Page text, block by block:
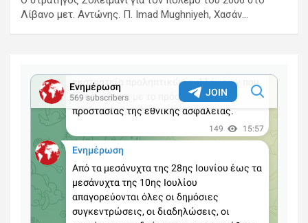
Λίβανο μετ. Αντώνης. Π. Imad Mughniyeh, Χασάν…